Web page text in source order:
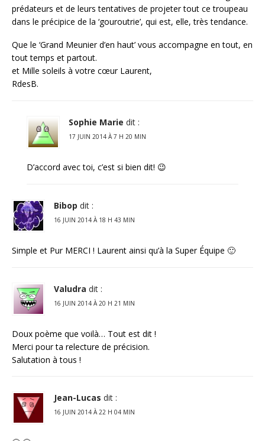
prédateurs et de leurs tentatives de projeter tout ce troupeau
dans le précipice de la ‘gouroutrie’, qui est, elle, très tendance.
Que le ‘Grand Meunier d’en haut’ vous accompagne en tout, en
tout temps et partout.
et Mille soleils à votre cœur Laurent,
RdesB.
Sophie Marie dit :
17 JUIN 2014 À 7 H 20 MIN
D’accord avec toi, c’est si bien dit! 😉
Bibop dit :
16 JUIN 2014 À 18 H 43 MIN
Simple et Pur MERCI ! Laurent ainsi qu’à la Super Équipe 🙂
Valudra dit :
16 JUIN 2014 À 20 H 21 MIN
Doux poème que voilà… Tout est dit !
Merci pour ta relecture de précision.
Salutation à tous !
Jean-Lucas dit :
16 JUIN 2014 À 22 H 04 MIN